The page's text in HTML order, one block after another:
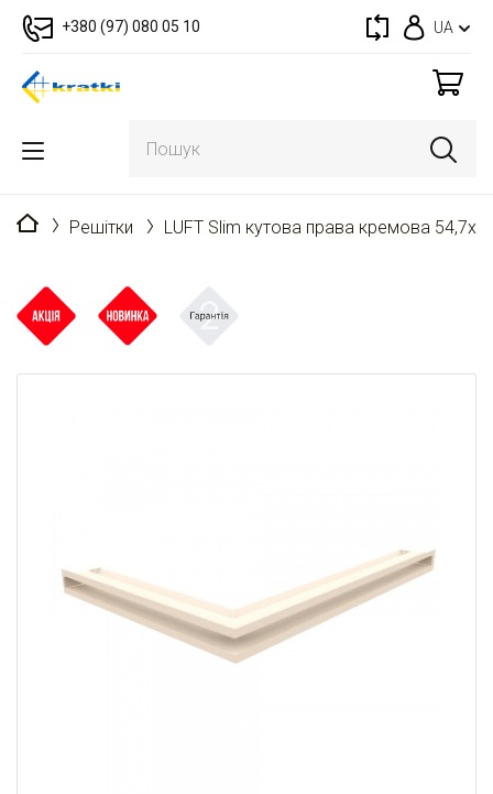
+380 (97) 080 05 10 UA
Головна
Решітки LUFT Slim кутова права кремова